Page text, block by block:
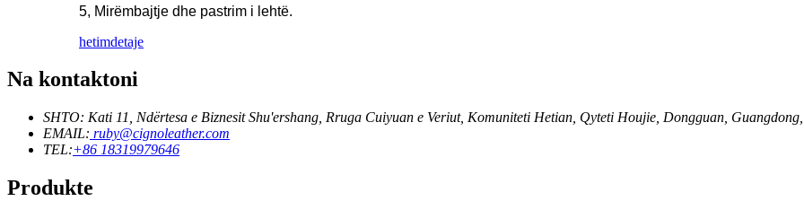
5, Mirëmbajtje dhe pastrim i lehtë.
hetimdetaje
Na kontaktoni
SHTO: Kati 11, Ndërtesa e Biznesit Shu'ershang, Rruga Cuiyuan e Veriut, Komuniteti Hetian, Qyteti Houjie, Dongguan,
EMAIL: ruby@cignoleather.com
TEL:+86 18319979646
Produkte